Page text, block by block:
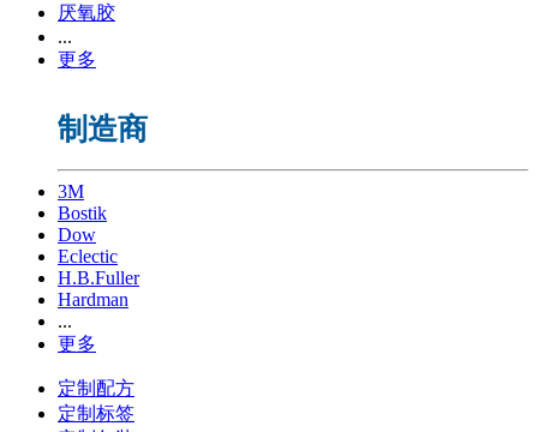
厌氧胶
...
更多
制造商
3M
Bostik
Dow
Eclectic
H.B.Fuller
Hardman
...
更多
定制配方
定制标签